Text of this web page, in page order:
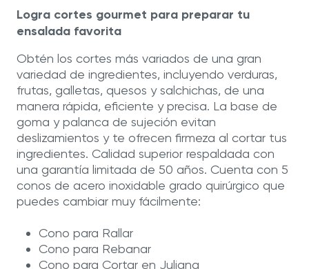
Logra cortes gourmet para preparar tu
ensalada favorita
Obtén los cortes más variados de una gran
variedad de ingredientes, incluyendo verduras,
frutas, galletas, quesos y salchichas, de una
manera rápida, eficiente y precisa. La base de
goma y palanca de sujeción evitan
deslizamientos y te ofrecen firmeza al cortar tus
ingredientes. Calidad superior respaldada con
una garantía limitada de 50 años. Cuenta con 5
conos de acero inoxidable grado quirúrgico que
puedes cambiar muy fácilmente:
Cono para Rallar
Cono para Rebanar
Cono para Cortar en Juliana